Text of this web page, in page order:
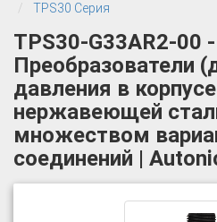
TPS30 Серия
TPS30-G33AR2-00 -
Преобразователи
давления в
нержавеющей
множеством
соединений |